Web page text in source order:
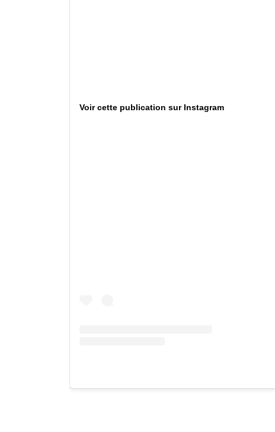
Voir cette publication sur Instagram